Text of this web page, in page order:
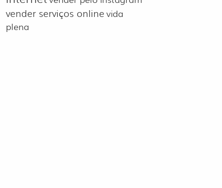
vender serviços online vida
plena